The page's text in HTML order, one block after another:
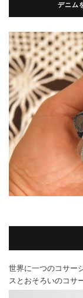
デニム
世界に一つのコサー
スとおそろいのコサ